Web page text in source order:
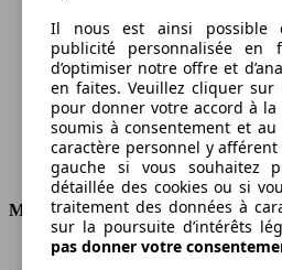
Ø 5.2 l/100km
Consommation
Moteur et Puissance
KW (CH)
77 kW
Il nous est ainsi possible
publicité personnalisée en
d’optimiser notre offre et
en faites. Veuillez cliquer
pour donner votre accord à
soumis à consentement et
caractère personnel y
gauche si vous souhaitez
détaillée des cookies ou si
traitement des données à
sur la poursuite d’intérêts
pas donner votre